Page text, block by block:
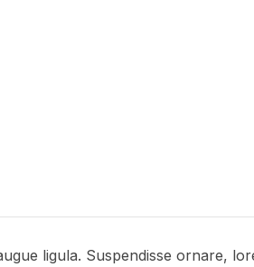
ligula. Suspendisse ornare,